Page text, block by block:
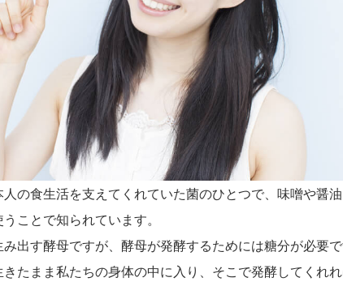
の食生活を支えてくれていた菌のひとつで、味噌や醤
ことで知られています。
出す酵母ですが、酵母が発酵するためには糖分が必要で
たまま私たちの身体の中に入り、そこで発酵してくれ